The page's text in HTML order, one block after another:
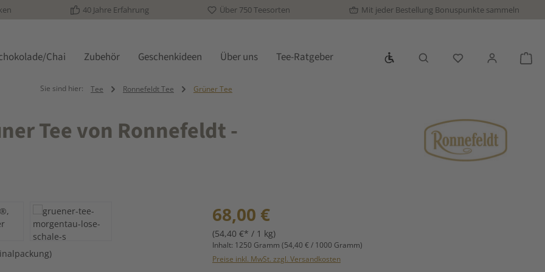
40 Jahre Erfahrung Über 750 Teesorten Mit jeder Bestellung Bonuspunkte sammeln
Chai Zubehör Geschenkideen Über uns Tee-Ratgeber Werkzeugleiste anzeigen
Du hast 0
Sie sind hier: Tee Ronnefeldt Tee Grüner Tee
Tee von Ronnefeldt -
Regulärer Preis:
68,00 €
(54,40 €* / 1 kg)
Inhalt: 1250 Gramm (54,40 € / 1000 Gramm)
Preise inkl. MwSt. zzgl. Versandkosten